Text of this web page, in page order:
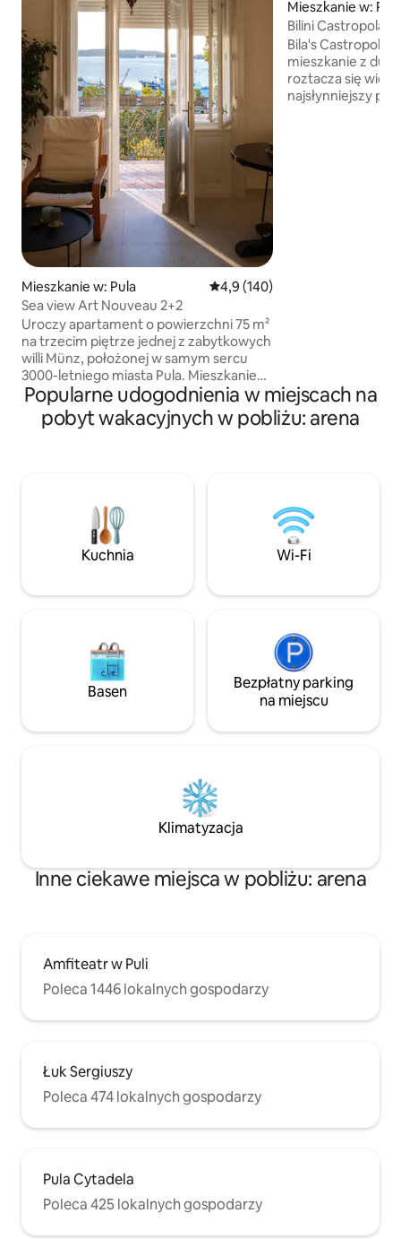
Mieszkanie w: Pula Średnia ocena: 4,9 na 5, liczba
4,9 (140)
Sea view Art Nouveau 2+2
Uroczy apartament o powierzchni 75 m²
na trzecim piętrze jednej z zabytkowych
willi Münz, położonej w samym sercu
3000-letniego miasta Pula. Mieszkanie
znajduje się tuż obok amfiteatru w Puli, z
parkiem naprzeciwko, zaledwie kilka
kroków od promenady nad morzem i 5
balkonu roztacza się piękny widok na
port, co sprawia, że to mieszkanie jest
idealnym wyborem dla wszystkich,
którzy szukają spokoju i komfortu.
Mieszkanie w:
Bilini Castropola –
Bila's Castropola
mieszkanie z
roztacza się
najsłynniejszy
Popularne udogodnienia w miejscach na
pobyt wakacyjnych w pobliżu: arena
Kuchnia Wi-Fi
Basen
Bezpłatny parking
na miejscu
Klimatyzacja
Inne ciekawe miejsca w pobliżu: arena
Amfiteatr w Puli
Poleca 1446 lokalnych gospodarzy
Łuk Sergiuszy
Poleca 474 lokalnych gospodarzy
Pula Cytadela
Poleca 425 lokalnych gospodarzy